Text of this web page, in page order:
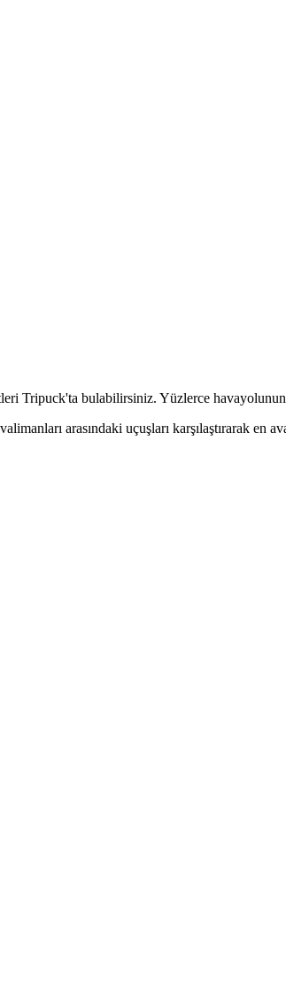
Tripuck'ta bulabilirsiniz. Yüzlerce havayolunun
arasındaki uçuşları karşılaştırarak en